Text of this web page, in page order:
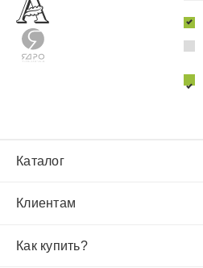
Каталог
Клиентам
Как купить?